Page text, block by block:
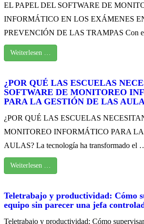
EL PAPEL DEL SOFTWARE DE
INFORMÁTICO EN LOS EXÁMENES
PREVENCIÓN DE LAS TRAMPAS Con
Weiterlesen …
¿POR QUÉ LAS ESCUELAS
SOFTWARE DE MONITOREO
PARA LA GESTIÓN DE LAS
¿POR QUÉ LAS ESCUELAS
MONITOREO INFORMÁTICO PARA
AULAS? La tecnología ha transformado el
Weiterlesen …
Teletrabajo y productividad: Cómo
equipo sin parecer una jefa
Teletrabajo y productividad: Cómo